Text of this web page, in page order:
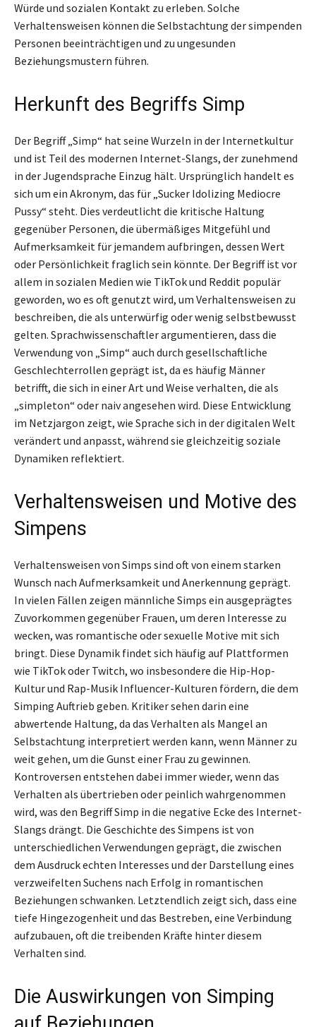
Würde und sozialen Kontakt zu erleben. Solche
Verhaltensweisen können die Selbstachtung der simpenden
Personen beeinträchtigen und zu ungesunden
Beziehungsmustern führen.
Herkunft des Begriffs Simp
Der Begriff „Simp“ hat seine Wurzeln in der Internetkultur
und ist Teil des modernen Internet-Slangs, der zunehmend
in der Jugendsprache Einzug hält. Ursprünglich handelt es
sich um ein Akronym, das für „Sucker Idolizing Mediocre
Pussy“ steht. Dies verdeutlicht die kritische Haltung
gegenüber Personen, die übermäßiges Mitgefühl und
Aufmerksamkeit für jemandem aufbringen, dessen Wert
oder Persönlichkeit fraglich sein könnte. Der Begriff ist vor
allem in sozialen Medien wie TikTok und Reddit populär
geworden, wo es oft genutzt wird, um Verhaltensweisen zu
beschreiben, die als unterwürfig oder wenig selbstbewusst
gelten. Sprachwissenschaftler argumentieren, dass die
Verwendung von „Simp“ auch durch gesellschaftliche
Geschlechterrollen geprägt ist, da es häufig Männer
betrifft, die sich in einer Art und Weise verhalten, die als
„simpleton“ oder naiv angesehen wird. Diese Entwicklung
im Netzjargon zeigt, wie Sprache sich in der digitalen Welt
verändert und anpasst, während sie gleichzeitig soziale
Dynamiken reflektiert.
Verhaltensweisen und Motive des
Simpens
Verhaltensweisen von Simps sind oft von einem starken
Wunsch nach Aufmerksamkeit und Anerkennung geprägt.
In vielen Fällen zeigen männliche Simps ein ausgeprägtes
Zuvorkommen gegenüber Frauen, um deren Interesse zu
wecken, was romantische oder sexuelle Motive mit sich
bringt. Diese Dynamik findet sich häufig auf Plattformen
wie TikTok oder Twitch, wo insbesondere die Hip-Hop-
Kultur und Rap-Musik Influencer-Kulturen fördern, die dem
Simping Auftrieb geben. Kritiker sehen darin eine
abwertende Haltung, da das Verhalten als Mangel an
Selbstachtung interpretiert werden kann, wenn Männer zu
weit gehen, um die Gunst einer Frau zu gewinnen.
Kontroversen entstehen dabei immer wieder, wenn das
Verhalten als übertrieben oder peinlich wahrgenommen
wird, was den Begriff Simp in die negative Ecke des Internet-
Slangs drängt. Die Geschichte des Simpens ist von
unterschiedlichen Verwendungen geprägt, die zwischen
dem Ausdruck echten Interesses und der Darstellung eines
verzweifelten Suchens nach Erfolg in romantischen
Beziehungen schwanken. Letztendlich zeigt sich, dass eine
tiefe Hingezogenheit und das Bestreben, eine Verbindung
aufzubauen, oft die treibenden Kräfte hinter diesem
Verhalten sind.
Die Auswirkungen von Simping